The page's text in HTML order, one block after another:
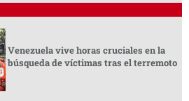
Venezuela vive horas cruciales en la
búsqueda de víctimas tras el terremoto